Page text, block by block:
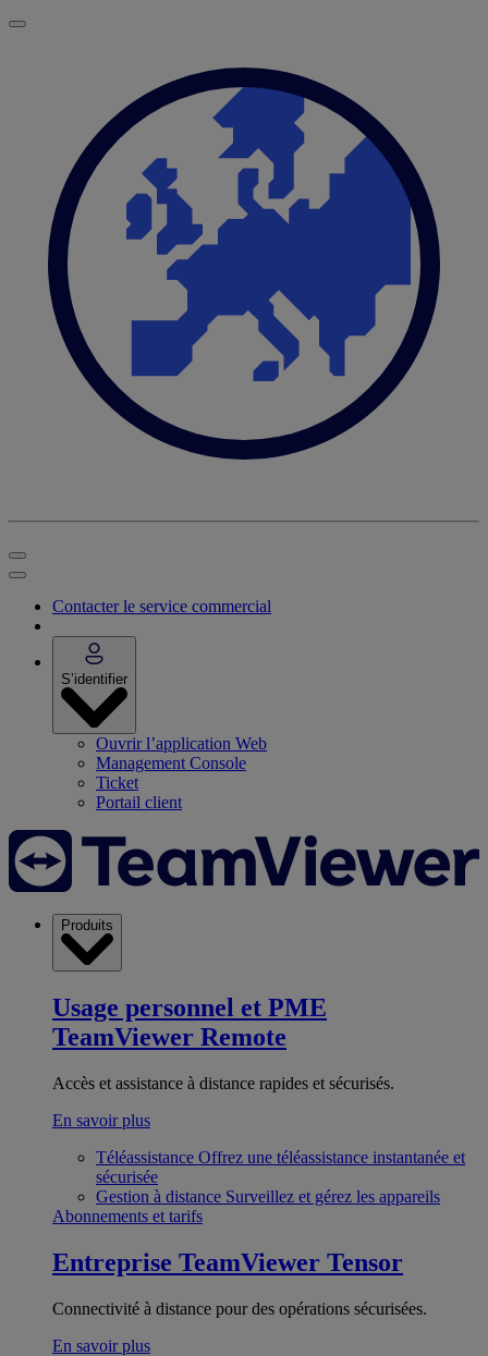
Contacter le service commercial
S’identifier
Ouvrir l’application Web
Management Console
Ticket
Portail client
Produits
Usage personnel et PME
TeamViewer Remote
Accès et assistance à distance rapides et sécurisés.
En savoir plus
Téléassistance Offrez une téléassistance instantanée et
sécurisée
Gestion à distance Surveillez et gérez les appareils
Abonnements et tarifs
Entreprise TeamViewer Tensor
Connectivité à distance pour des opérations sécurisées.
En savoir plus